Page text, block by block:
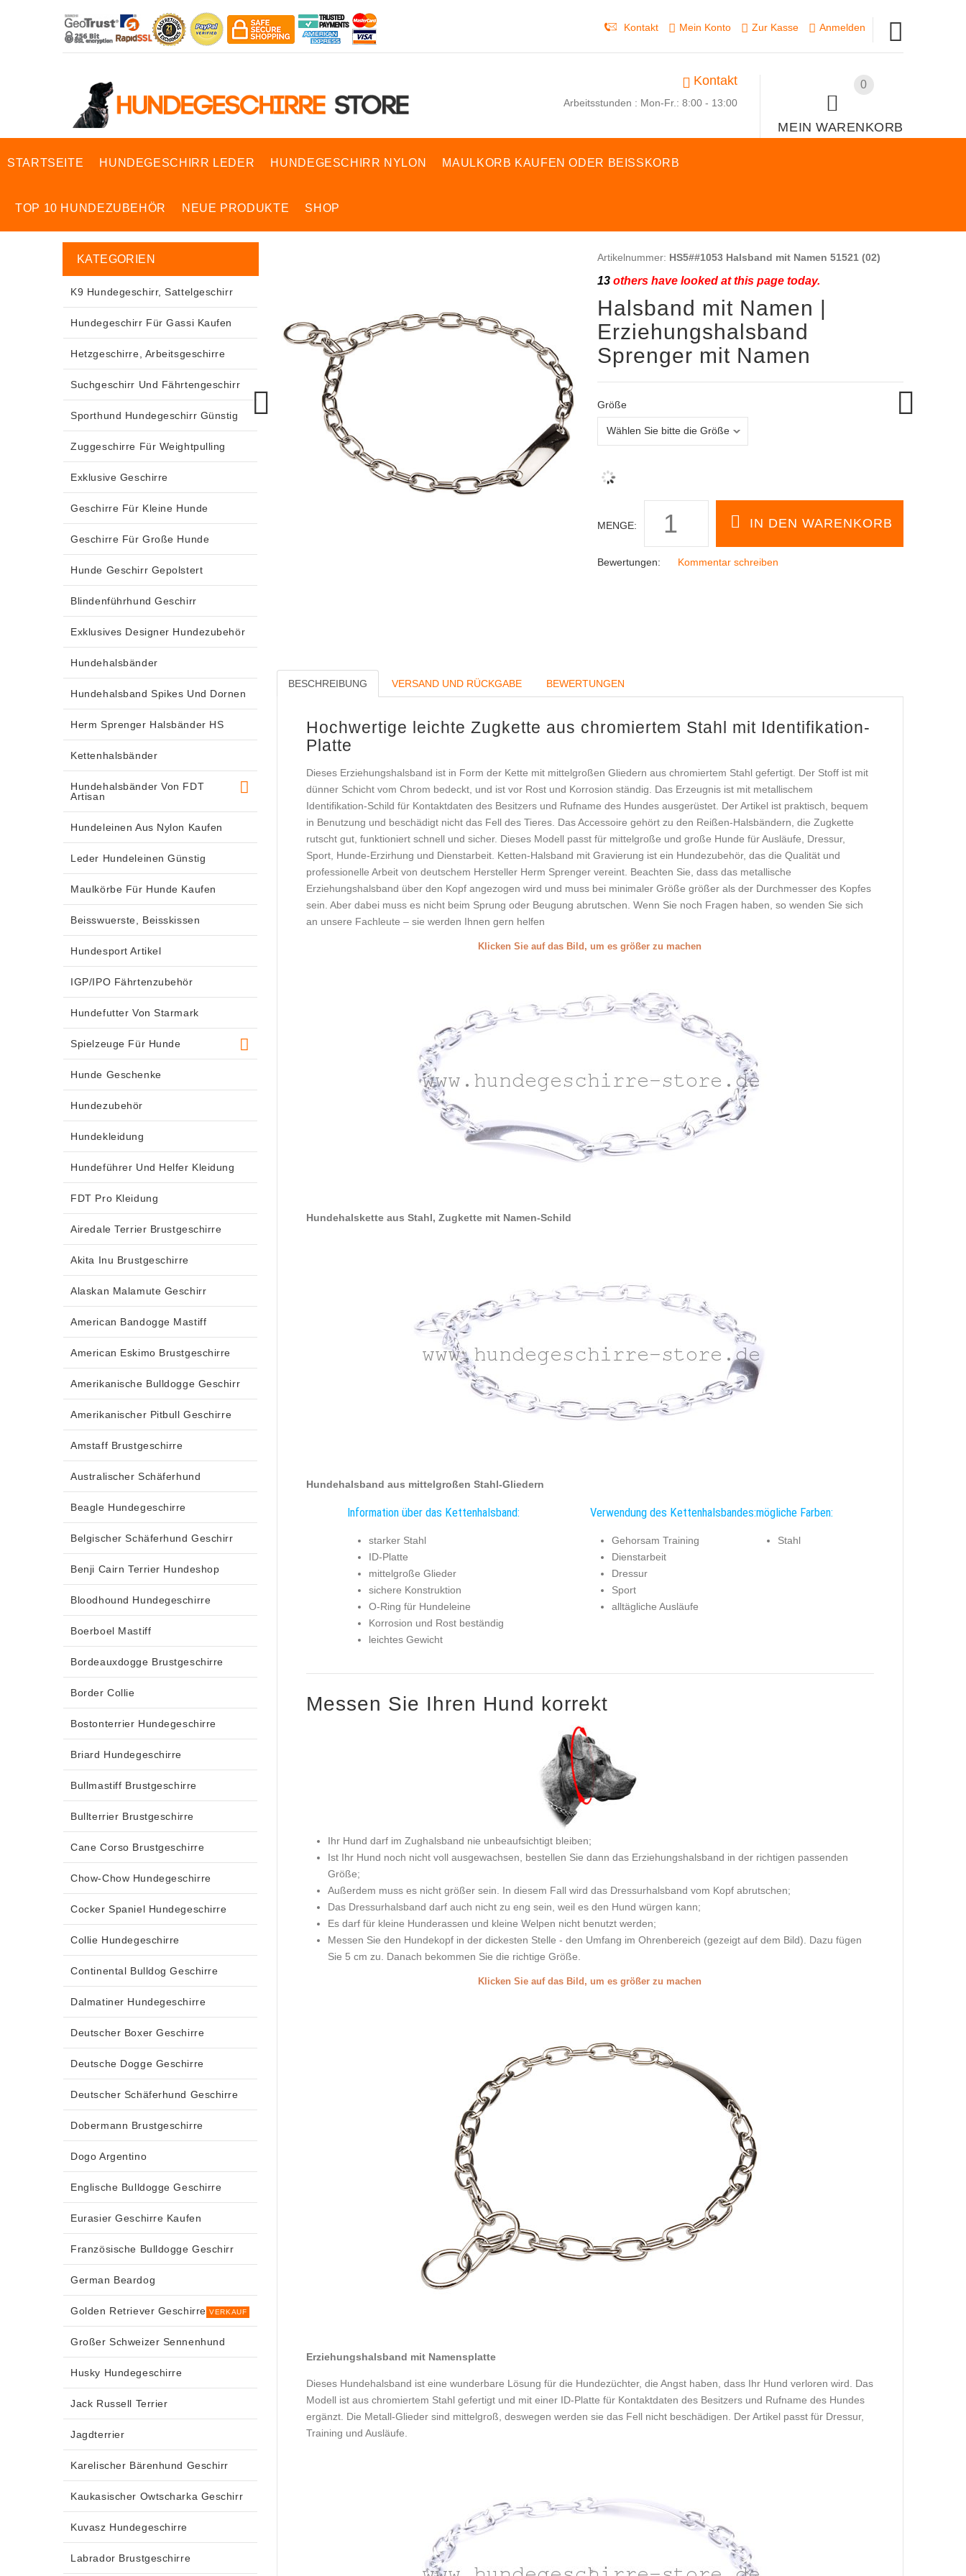
Kontakt Mein Konto Zur Kasse Anmelden
0
MEIN WARENKORB
Kontakt
Arbeitsstunden : Mon-Fr.: 8:00 - 13:00
STARTSEITE HUNDEGESCHIRR LEDER HUNDEGESCHIRR NYLON MAULKORB KAUFEN ODER BEISSKORB
TOP 10 HUNDEZUBEHÖR NEUE PRODUKTE SHOP
Artikelnummer: HS5##1053 Halsband mit Namen 51521 (02)
13others have looked at this page today.
Halsband mit Namen |
Erziehungshalsband
Sprenger mit Namen
Größe
MENGE:
Bewertungen: Kommentar schreiben
BESCHREIBUNG VERSAND UND RÜCKGABE BEWERTUNGEN
Hochwertige leichte Zugkette aus chromiertem Stahl mit Identifikation-
Platte
Dieses Erziehungshalsband ist in Form der Kette mit mittelgroßen Gliedern aus chromiertem Stahl gefertigt. Der Stoff ist mit
dünner Schicht vom Chrom bedeckt, und ist vor Rost und Korrosion ständig. Das Erzeugnis ist mit metallischem
Identifikation-Schild für Kontaktdaten des Besitzers und Rufname des Hundes ausgerüstet. Der Artikel ist praktisch, bequem
in Benutzung und beschädigt nicht das Fell des Tieres. Das Accessoire gehört zu den Reißen-Halsbändern, die Zugkette
rutscht gut, funktioniert schnell und sicher. Dieses Modell passt für mittelgroße und große Hunde für Ausläufe, Dressur,
Sport, Hunde-Erzirhung und Dienstarbeit. Ketten-Halsband mit Gravierung ist ein Hundezubehör, das die Qualität und
professionelle Arbeit von deutschem Hersteller Herm Sprenger vereint. Beachten Sie, dass das metallische
Erziehungshalsband über den Kopf angezogen wird und muss bei minimaler Größe größer als der Durchmesser des Kopfes
sein. Aber dabei muss es nicht beim Sprung oder Beugung abrutschen. Wenn Sie noch Fragen haben, so wenden Sie sich
an unsere Fachleute – sie werden Ihnen gern helfen
Klicken Sie auf das Bild, um es größer zu machen
Hundehalskette aus Stahl, Zugkette mit Namen-Schild
Hundehalsband aus mittelgroßen Stahl-Gliedern
Information über das Kettenhalsband:
starker Stahl
ID-Platte
mittelgroße Glieder
sichere Konstruktion
O-Ring für Hundeleine
Korrosion und Rost beständig
leichtes Gewicht
Verwendung des Kettenhalsbandes:
Gehorsam Training
Dienstarbeit
Dressur
Sport
alltägliche Ausläufe
mögliche Farben:
Stahl
Messen Sie Ihren Hund korrekt
Ihr Hund darf im Zughalsband nie unbeaufsichtigt bleiben;
Ist Ihr Hund noch nicht voll ausgewachsen, bestellen Sie dann das Erziehungshalsband in der richtigen passenden
Größe;
Außerdem muss es nicht größer sein. In diesem Fall wird das Dressurhalsband vom Kopf abrutschen;
Das Dressurhalsband darf auch nicht zu eng sein, weil es den Hund würgen kann;
Es darf für kleine Hunderassen und kleine Welpen nicht benutzt werden;
Messen Sie den Hundekopf in der dickesten Stelle - den Umfang im Ohrenbereich (gezeigt auf dem Bild). Dazu fügen
Sie 5 cm zu. Danach bekommen Sie die richtige Größe.
Klicken Sie auf das Bild, um es größer zu machen
Erziehungshalsband mit Namensplatte
Dieses Hundehalsband ist eine wunderbare Lösung für die Hundezüchter, die Angst haben, dass Ihr Hund verloren wird. Das
Modell ist aus chromiertem Stahl gefertigt und mit einer ID-Platte für Kontaktdaten des Besitzers und Rufname des Hundes
ergänzt. Die Metall-Glieder sind mittelgroß, deswegen werden sie das Fell nicht beschädigen. Der Artikel passt für Dressur,
Training und Ausläufe.
KATEGORIEN
K9 Hundegeschirr, Sattelgeschirr
Hundegeschirr Für Gassi Kaufen
Hetzgeschirre, Arbeitsgeschirre
Suchgeschirr Und Fährtengeschirr
Sporthund Hundegeschirr Günstig
Zuggeschirre Für Weightpulling
Exklusive Geschirre
Geschirre Für Kleine Hunde
Geschirre Für Große Hunde
Hunde Geschirr Gepolstert
Blindenführhund Geschirr
Exklusives Designer Hundezubehör
Hundehalsbänder
Hundehalsband Spikes Und Dornen
Herm Sprenger Halsbänder HS
Kettenhalsbänder
Hundehalsbänder Von FDT
Artisan
Hundeleinen Aus Nylon Kaufen
Leder Hundeleinen Günstig
Maulkörbe Für Hunde Kaufen
Beisswuerste, Beisskissen
Hundesport Artikel
IGP/IPO Fährtenzubehör
Hundefutter Von Starmark
Spielzeuge Für Hunde
Hunde Geschenke
Hundezubehör
Hundekleidung
Hundeführer Und Helfer Kleidung
FDT Pro Kleidung
Airedale Terrier Brustgeschirre
Akita Inu Brustgeschirre
Alaskan Malamute Geschirr
American Bandogge Mastiff
American Eskimo Brustgeschirre
Amerikanische Bulldogge Geschirr
Amerikanischer Pitbull Geschirre
Amstaff Brustgeschirre
Australischer Schäferhund
Beagle Hundegeschirre
Belgischer Schäferhund Geschirr
Benji Cairn Terrier Hundeshop
Bloodhound Hundegeschirre
Boerboel Mastiff
Bordeauxdogge Brustgeschirre
Border Collie
Bostonterrier Hundegeschirre
Briard Hundegeschirre
Bullmastiff Brustgeschirre
Bullterrier Brustgeschirre
Cane Corso Brustgeschirre
Chow-Chow Hundegeschirre
Cocker Spaniel Hundegeschirre
Collie Hundegeschirre
Continental Bulldog Geschirre
Dalmatiner Hundegeschirre
Deutscher Boxer Geschirre
Deutsche Dogge Geschirre
Deutscher Schäferhund Geschirre
Dobermann Brustgeschirre
Dogo Argentino
Englische Bulldogge Geschirre
Eurasier Geschirre Kaufen
Französische Bulldogge Geschirr
German Beardog
Golden Retriever Geschirre VERKAUF
Großer Schweizer Sennenhund
Husky Hundegeschirre
Jack Russell Terrier
Jagdterrier
Karelischer Bärenhund Geschirr
Kaukasischer Owtscharka Geschirr
Kuvasz Hundegeschirre
Labrador Brustgeschirre